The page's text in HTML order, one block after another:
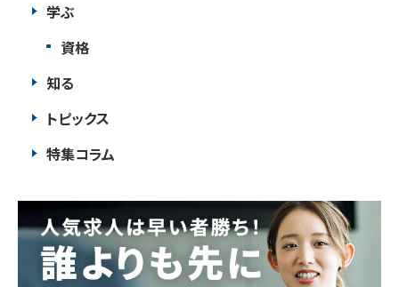
学ぶ
資格
知る
トピックス
特集コラム